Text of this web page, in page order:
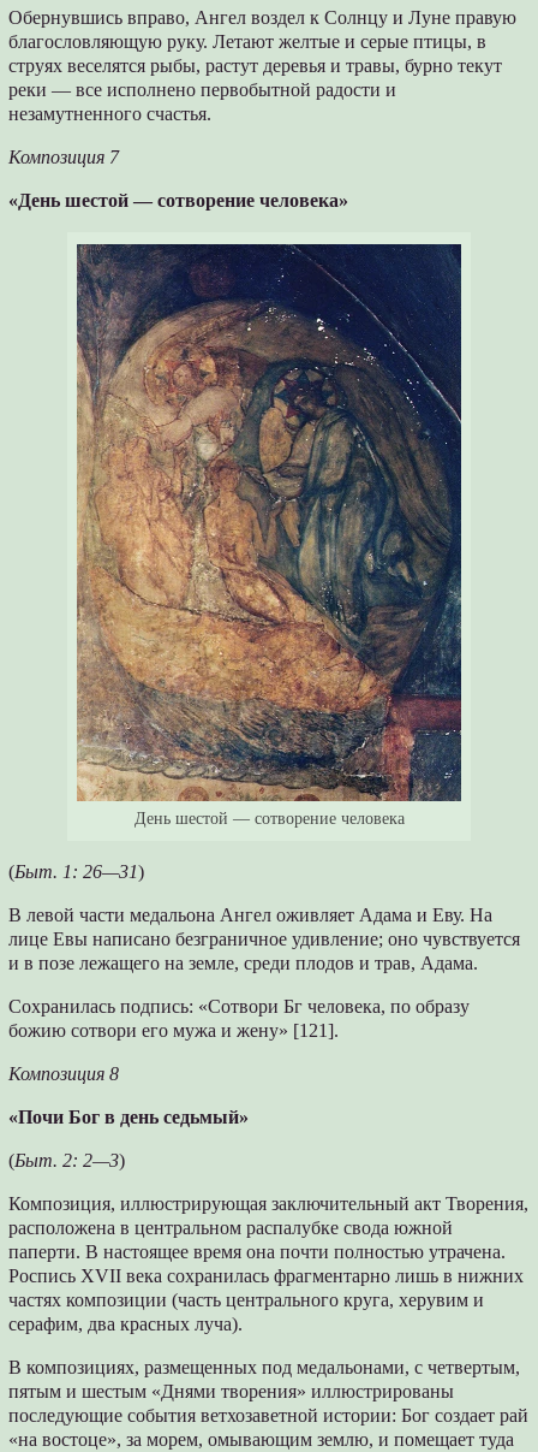
Обернувшись вправо, Ангел воздел к Солнцу и Луне правую
благословляющую руку. Летают желтые и серые птицы, в
струях веселятся рыбы, растут деревья и травы, бурно текут
реки — все исполнено первобытной радости и
незамутненного счастья.
Композиция 7
«День шестой — сотворение человека»
День шестой — сотворение человека
(Быт. 1: 26—31)
В левой части медальона Ангел оживляет Адама и Еву. На
лице Евы написано безграничное удивление; оно чувствуется
и в позе лежащего на земле, среди плодов и трав, Адама.
Сохранилась подпись: «Сотвори Бг человека, по образу
божию сотвори его мужа и жену» [121].
Композиция 8
«Почи Бог в день седьмый»
(Быт. 2: 2—3)
Композиция, иллюстрирующая заключительный акт Творения,
расположена в центральном распалубке свода южной
паперти. В настоящее время она почти полностью утрачена.
Роспись XVII века сохранилась фрагментарно лишь в нижних
частях композиции (часть центрального круга, херувим и
серафим, два красных луча).
В композициях, размещенных под медальонами, с четвертым,
пятым и шестым «Днями творения» иллюстрированы
последующие события ветхозаветной истории: Бог создает рай
«на востоце», за морем, омывающим землю, и помещает туда